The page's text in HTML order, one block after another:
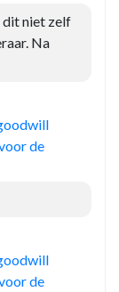
dit niet zelf
Na
de
de